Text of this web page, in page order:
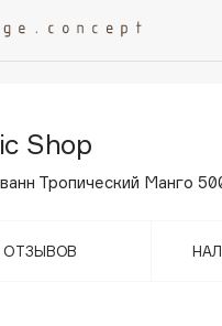
Shop
Тропический Манго
ОТЗЫВОВ